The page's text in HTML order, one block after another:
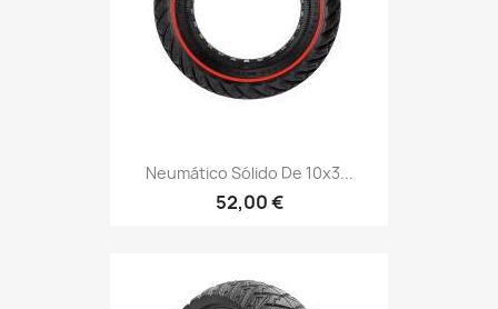
Neumático Sólido De 10x3...
52,00 €